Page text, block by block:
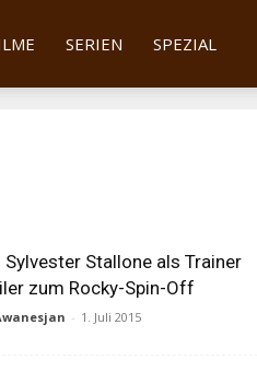
SERIEN SPEZIAL
Sylvester Stallone als Trainer
zum Rocky-Spin-Off
- 1. Juli 2015